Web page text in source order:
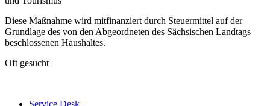
Diese Maßnahme wird mitfinanziert durch Steuermittel auf der
Grundlage des von den Abgeordneten des Sächsischen Landtags
beschlossenen Haushaltes.
Oft gesucht
Service Desk